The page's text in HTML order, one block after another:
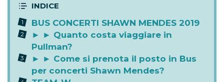
BUS CONCERTI SHAWN MENDES 2019
► ► Quanto costa viaggiare in
Pullman?
► ► Come si prenota il posto in Bus
per concerti Shawn Mendes?